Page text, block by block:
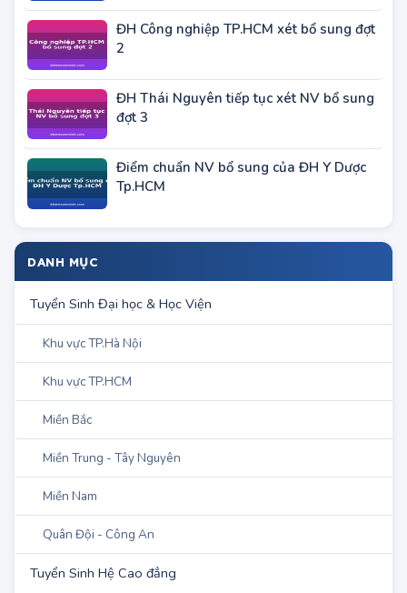
công an năm 2012
đợt 3
Tp.HCM
DANH MỤC
Tuyển Sinh Đại học & Học Viện
Khu vực TP.Hà Nội
Khu vực TP.HCM
Miền Bắc
Miền Trung - Tây Nguyên
Miền Nam
Quân Đội - Công An